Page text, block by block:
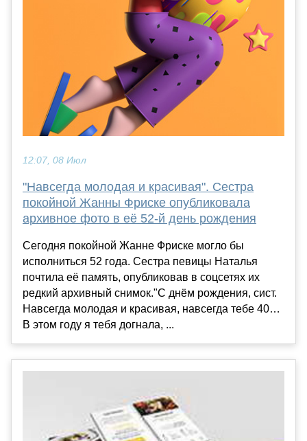
12:07, 08 Июл
"Навсегда молодая и красивая". Сестра
покойной Жанны Фриске опубликовала
архивное фото в её 52-й день рождения
Сегодня покойной Жанне Фриске могло бы
исполниться 52 года. Сестра певицы Наталья
почтила её память, опубликовав в соцсетях их
редкий архивный снимок."С днём рождения, сист.
Навсегда молодая и красивая, навсегда тебе 40…
В этом году я тебя догнала, ...